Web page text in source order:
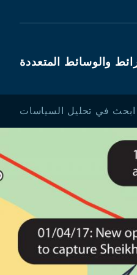
والوسائط المتعددة
ابحث في تحليل السياسات